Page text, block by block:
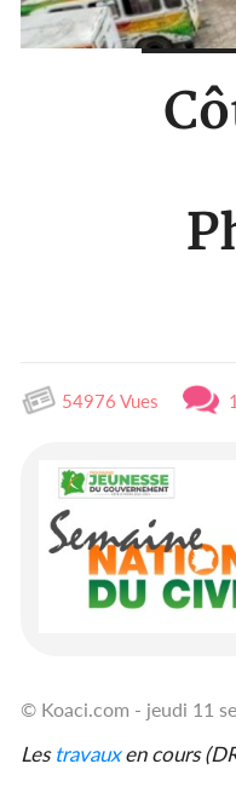
54976 Vues
© Koaci.com - jeudi 11
Lestravauxen cours